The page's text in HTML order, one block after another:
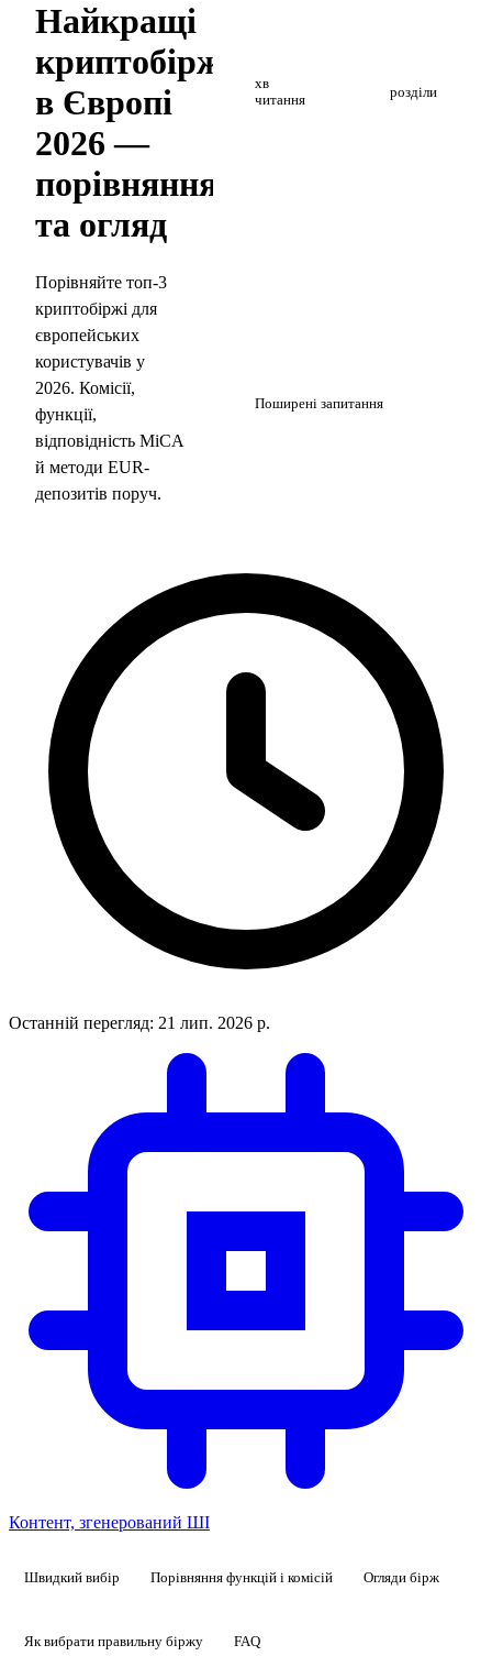
Найкращі
криптобіржі
в Європі
2026 —
порівняння
та огляд
Порівняйте топ-3
криптобіржі для
європейських
користувачів у
2026. Комісії,
функції,
відповідність MiCA
й методи EUR-
депозитів поруч.
хв
читання
розділи
Поширені запитання
Останній перегляд: 21 лип. 2026 р.
Контент, згенерований ШІ
Швидкий вибір Порівняння функцій і комісій Огляди бірж
Як вибрати правильну біржу FAQ